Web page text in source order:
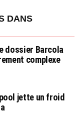
DANS
dossier Barcola
complexe
jette un froid